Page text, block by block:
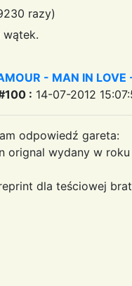
razy)
- MAN IN
: 14-07-2012
odpowiedź gareta:
orignal wydany w roku
dla teściowej